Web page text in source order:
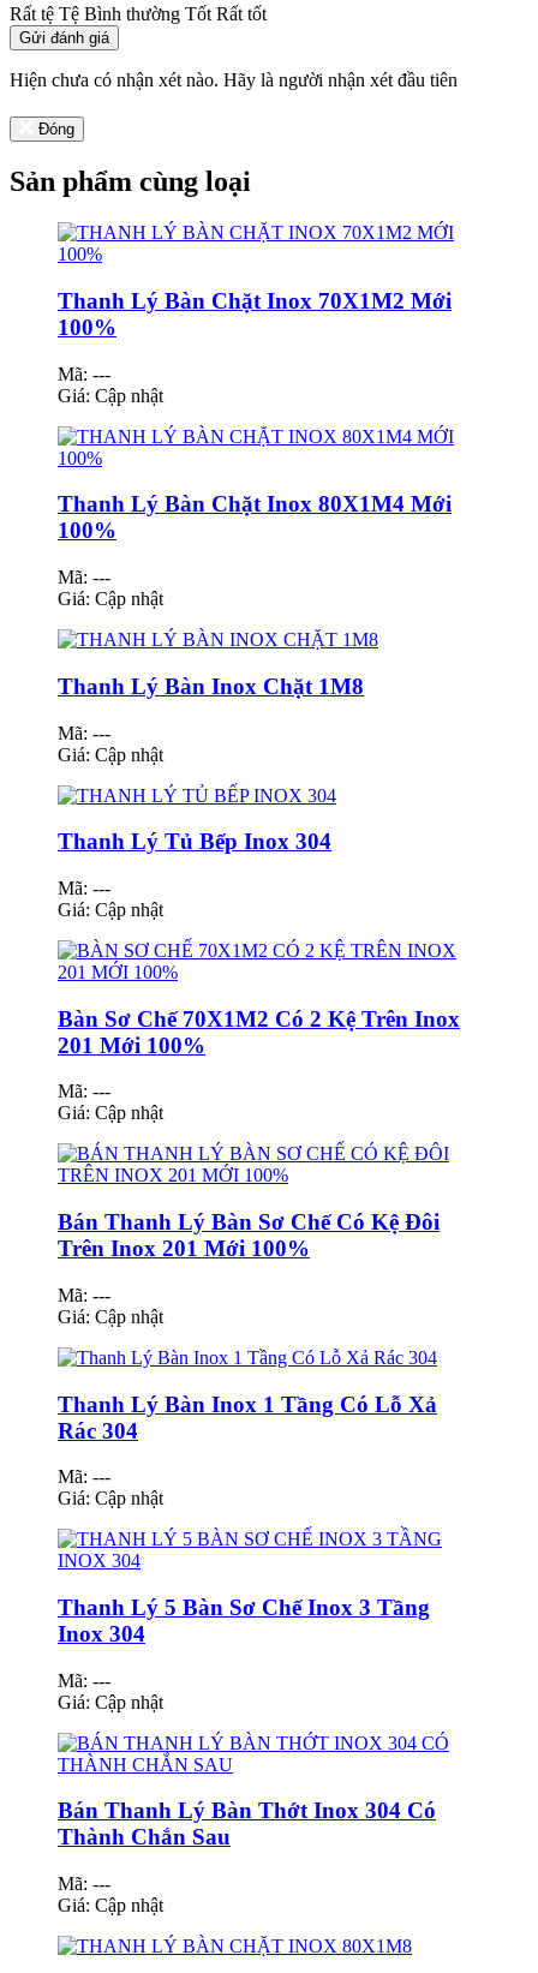
Rất tệ Tệ Bình thường Tốt Rất tốt
Gửi đánh giá
Hiện chưa có nhận xét nào. Hãy là người nhận xét đầu tiên
Đóng
Sản phẩm cùng loại
Thanh Lý Bàn Chặt Inox 70X1M2 Mới
100%
Mã: ---
Giá: Cập nhật
Thanh Lý Bàn Chặt Inox 80X1M4 Mới
100%
Mã: ---
Giá: Cập nhật
Thanh Lý Bàn Inox Chặt 1M8
Mã: ---
Giá: Cập nhật
Thanh Lý Tủ Bếp Inox 304
Mã: ---
Giá: Cập nhật
Bàn Sơ Chế 70X1M2 Có 2 Kệ Trên Inox
201 Mới 100%
Mã: ---
Giá: Cập nhật
Bán Thanh Lý Bàn Sơ Chế Có Kệ Đôi
Trên Inox 201 Mới 100%
Mã: ---
Giá: Cập nhật
Thanh Lý Bàn Inox 1 Tầng Có Lỗ Xả
Rác 304
Mã: ---
Giá: Cập nhật
Thanh Lý 5 Bàn Sơ Chế Inox 3 Tầng
Inox 304
Mã: ---
Giá: Cập nhật
Bán Thanh Lý Bàn Thớt Inox 304 Có
Thành Chắn Sau
Mã: ---
Giá: Cập nhật